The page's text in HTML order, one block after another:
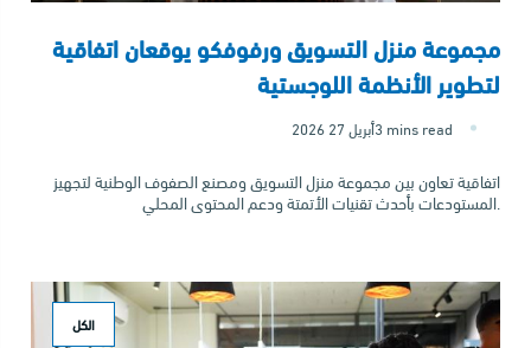
مجموعة منزل التسويق ورفوفكو يوقعان اتفاقية
لتطوير الأنظمة اللوجستية
2026 أبريل 273 mins read
اتفاقية تعاون بين مجموعة منزل التسويق ومصنع الصفوف الوطنية لتجهيز
الكل